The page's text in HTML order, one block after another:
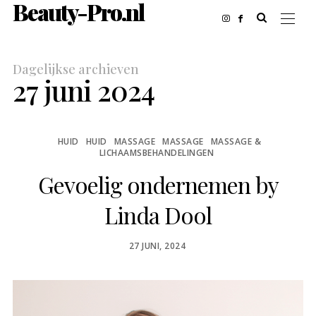
Beauty-Pro.nl
Dagelijkse archieven
27 juni 2024
HUID HUID MASSAGE MASSAGE
MASSAGE &
LICHAAMSBEHANDELINGEN
Gevoelig ondernemen by
Linda Dool
POSTED
27 JUNI, 2024